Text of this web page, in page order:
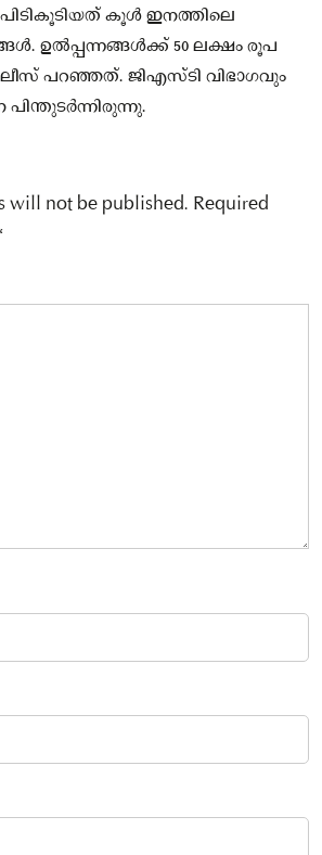
കൂൾ ഇനത്തിലെ
ഉൽപ്പന്നങ്ങൾക്ക് 50 ലക്ഷം രൂപ
പറഞ്ഞത്. ജിഎസ്ടി വിഭാഗവും
പിന്തുടർന്നിരുന്നു.
will not be published. Required